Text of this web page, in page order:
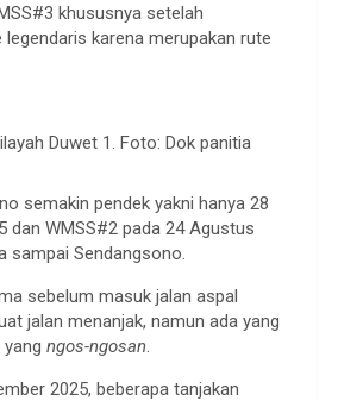
khususnya setelah
karena merupakan rute
Duwet 1. Foto: Dok panitia
semakin pendek yakni hanya 28
dan WMSS#2 pada 24 Agustus
sampai Sendangsono.
sebelum masuk jalan aspal
jalan menanjak, namun ada yang
ngos-ngosan.
2025, beberapa tanjakan